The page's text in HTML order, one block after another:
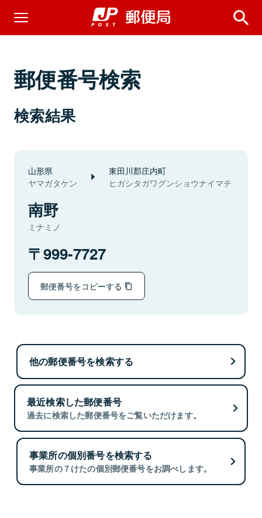
郵便番号検索
検索結果
山形県
ヤマガタケン
東田川郡庄内町
ヒガシタガワグンショウナイマチ
南野
ミナミノ
999-7727
郵便番号をコピーする
他の郵便番号を検索する
最近検索した郵便番号
過去に検索した郵便番号をご覧いただけます。
事業所の個別番号を検索する
事業所の７けたの個別郵便番号をお調べします。